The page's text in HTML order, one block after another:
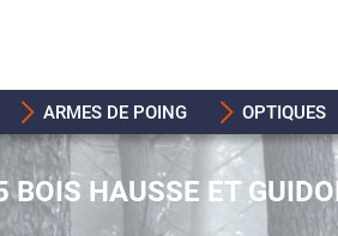
ARMES DE POING OPTIQUES
BOIS HAUSSE ET